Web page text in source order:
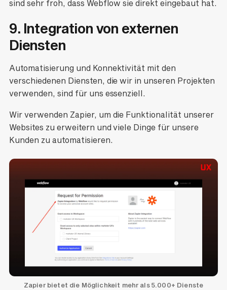
sind sehr froh, dass Webflow sie direkt eingebaut hat.
9. Integration von externen
Diensten
Automatisierung und Konnektivität mit den
verschiedenen Diensten, die wir in unseren Projekten
verwenden, sind für uns essenziell.
Wir verwenden Zapier, um die Funktionalität unserer
Websites zu erweitern und viele Dinge für unsere
Kunden zu automatisieren.
Zapier bietet die Möglichkeit mehr als 5.000+ Dienste